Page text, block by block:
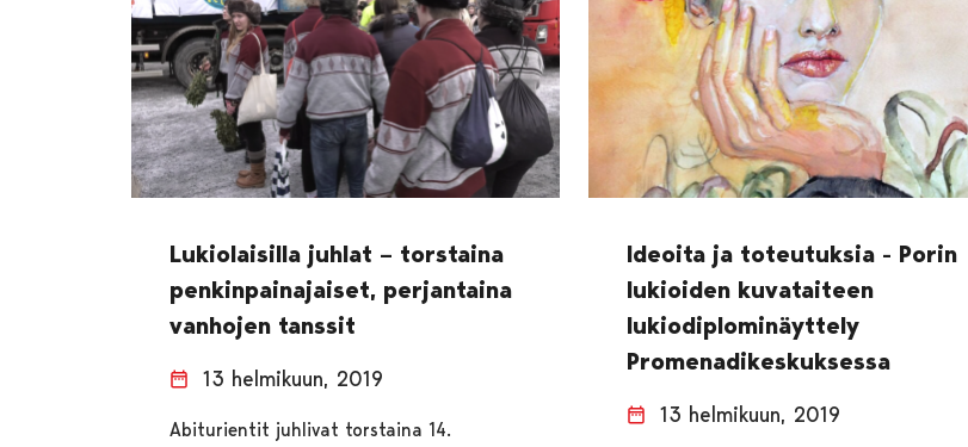
Lukiolaisilla juhlat – torstaina
penkinpainajaiset, perjantaina
vanhojen tanssit
13 helmikuun, 2019
Abiturientit juhlivat torstaina 14.
Ideoita ja toteutuksia - Porin
lukioiden kuvataiteen
lukiodiplominäyttely
Promenadikeskuksessa
13 helmikuun, 2019